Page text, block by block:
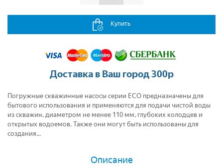
Купить
Доставка в Ваш город 300р
Погружные скважинные насосы серии ЕСО предназначены для
бытового использования и применяются для подачи чистой воды
из скважин, диаметром не менее 110 мм, глубоких колодцев и
открытых водоемов. Также они могут быть использованы для
создания...
Описание